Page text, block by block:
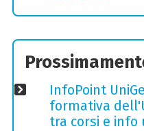
InfoPoint
formativa
tra corsi e info